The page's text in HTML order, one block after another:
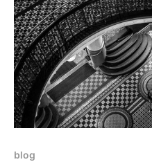
blog